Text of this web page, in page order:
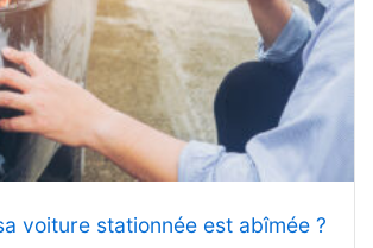
voiture stationnée est abîmée ?